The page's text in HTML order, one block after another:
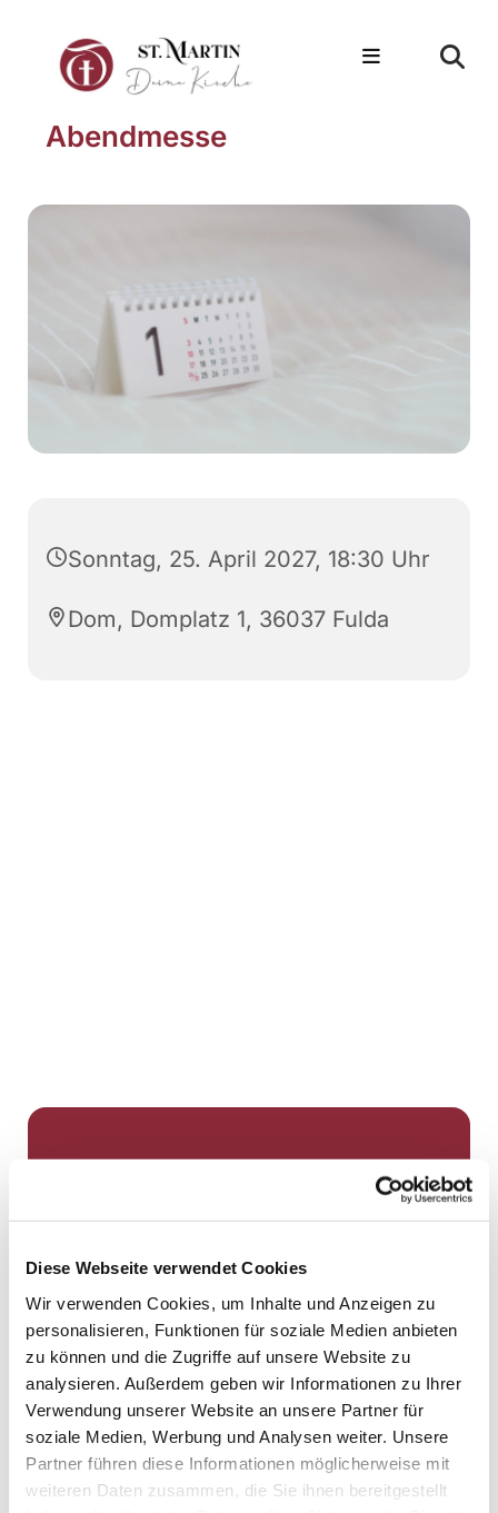
Diese Webseite verwendet Cookies
Wir verwenden Cookies, um Inhalte und Anzeigen zu
personalisieren, Funktionen für soziale Medien anbieten
zu können und die Zugriffe auf unsere Website zu
analysieren. Außerdem geben wir Informationen zu Ihrer
Verwendung unserer Website an unsere Partner für
soziale Medien, Werbung und Analysen weiter. Unsere
Partner führen diese Informationen möglicherweise mit
weiteren Daten zusammen, die Sie ihnen bereitgestellt
Abendmesse
Sonntag, 25. April 2027, 18:30 Uhr
Dom, Domplatz 1, 36037 Fulda
Dies könnte Sie auch
interessieren